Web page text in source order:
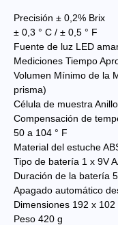
Precisión ± 0,2% Brix
± 0,3 ° C / ± 0,5 ° F
Fuente de luz LED
Mediciones Tiempo
Volumen Mínimo de la
prisma)
Célula de muestra
Compensación de
50 a 104 ° F
Material del estuche
Tipo de batería 1 x 9V
Duración de la batería
Apagado automático
Dimensiones 192 x 102
Peso 420 g